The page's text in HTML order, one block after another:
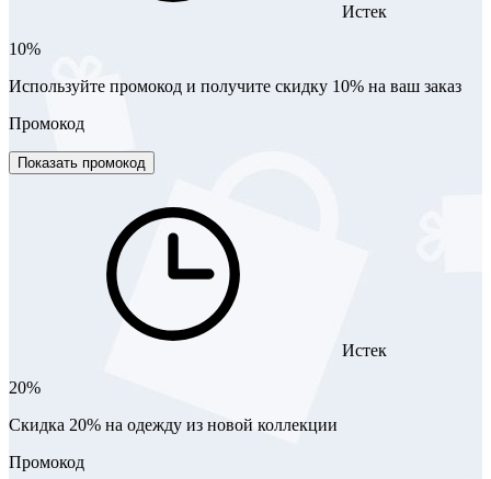
Истек
10%
Используйте промокод и получите скидку 10% на ваш заказ
Промокод
Показать промокод
Истек
20%
Скидка 20% на одежду из новой коллекции
Промокод